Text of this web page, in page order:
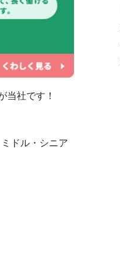
当社です！
ドル・シニア